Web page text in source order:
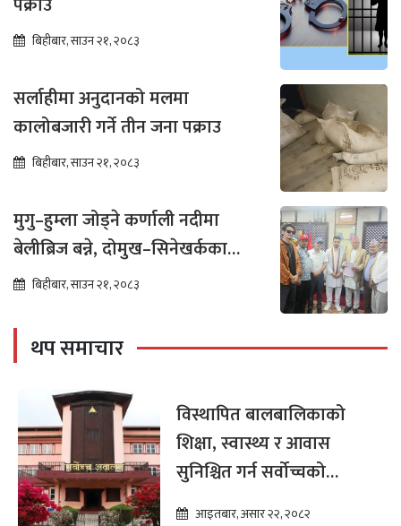
बिहीबार, साउन २१, २०८३
सर्लाहीमा अनुदानको मलमा
कालोबजारी गर्ने तीन जना पक्राउ
बिहीबार, साउन २१, २०८३
मुगु–हुम्ला जोड्ने कर्णाली नदीमा
बेलीब्रिज बन्ने, दोमुख–सिनेखर्कका
बासिन्दामा उत्साह
बिहीबार, साउन २१, २०८३
थप समाचार
विस्थापित बालबालिकाको
शिक्षा, स्वास्थ्य र आवास
सुनिश्चित गर्न सर्वोच्चको
अन्तरिम आदेश
आइतबार, असार २२, २०८२